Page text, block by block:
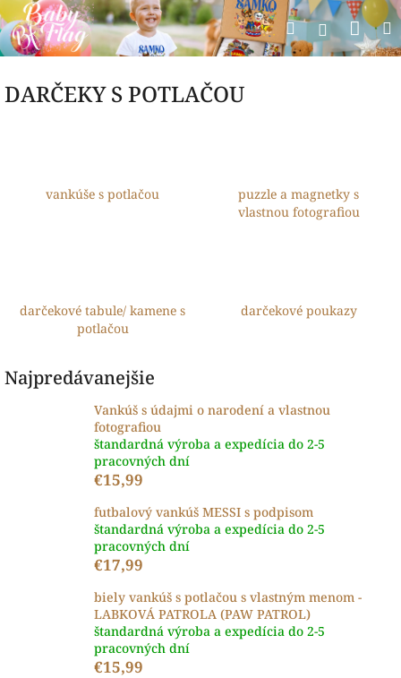
Prejsť
na
obsah
Hľadať
DARČEKY S POTLAČOU
vankúše s potlačou
puzzle a magnetky s
vlastnou fotografiou
darčekové tabule/ kamene s
potlačou
darčekové poukazy
Najpredávanejšie
Vankúš s údajmi o narodení a vlastnou
fotografiou
štandardná výroba a expedícia do 2-5
pracovných dní
€15,99
futbalový vankúš MESSI s podpisom
štandardná výroba a expedícia do 2-5
pracovných dní
€17,99
biely vankúš s potlačou s vlastným menom -
LABKOVÁ PATROLA (PAW PATROL)
štandardná výroba a expedícia do 2-5
pracovných dní
€15,99